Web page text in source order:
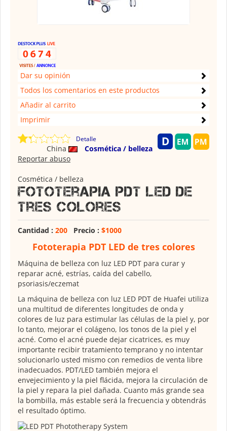
Dar su opinión
Todos los comentarios en este productos
Añadir al carrito
Imprimir
Detalle
China
Cosmética / belleza
Reportar abuso
Cosmética / belleza
Fototerapia PDT LED de
tres colores
Cantidad : 200 Precio : $1000
Fototerapia PDT LED de tres colores
Máquina de belleza con luz LED PDT para curar y
reparar acné, estrías, caída del cabello,
psoriasis/eczemat
La máquina de belleza con luz LED PDT de Huafei utiliza
una multitud de diferentes longitudes de onda y
colores de luz para estimular las células de la piel y, por
lo tanto, mejorar el colágeno, los tonos de la piel y el
acné. Como el acné puede dejar cicatrices, es muy
importante recibir tratamiento temprano y no intentar
solucionarlo usted mismo con remedios de venta libre
inadecuados. PDT/LED también mejora el
envejecimiento y la piel flácida, mejora la circulación de
la piel y repara la piel dañada. Cuanto más grande sea
la bombilla, más estable será la frecuencia y obtendrás
el resultado óptimo.